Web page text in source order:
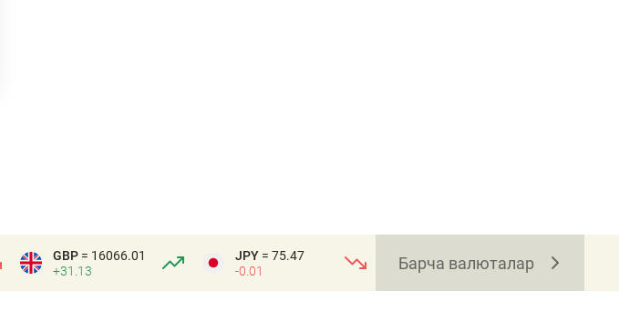
GBP = 16066.01
+31.13
JPY = 75.47
-0.01
Барча валюталар